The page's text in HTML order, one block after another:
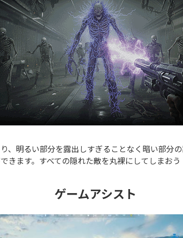
、明るい部分を露出しすぎることなく暗い部分
きます。すべての隠れた敵を丸裸にしてしまおう
ゲームアシスト